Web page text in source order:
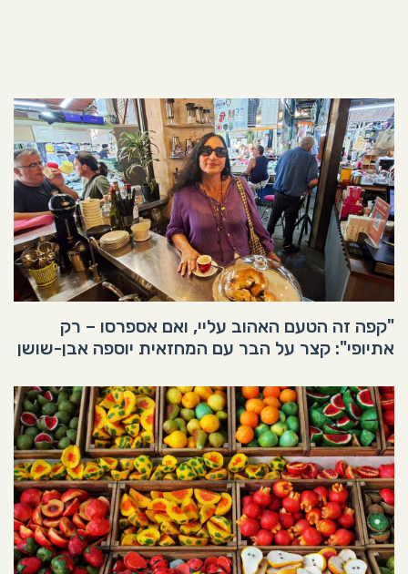
"קפה זה הטעם האהוב עליי, ואם אספרסו – רק
אתיופי": קצר על הבר עם המחזאית יוספה אבן-שושן